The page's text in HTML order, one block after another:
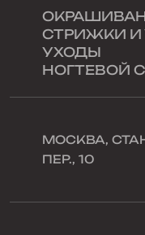
СТРИЖКИ И
УХОДЫ
НОГТЕВОЙ
МОСКВА,
ПЕР., 10